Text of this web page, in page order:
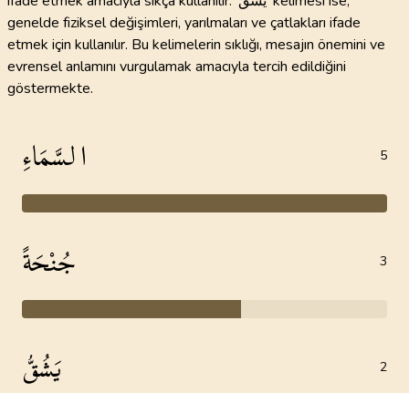
genelde fiziksel değişimleri, yarılmaları ve çatlakları ifade
etmek için kullanılır. Bu kelimelerin sıklığı, mesajın önemini ve
evrensel anlamını vurgulamak amacıyla tercih edildiğini
göstermekte.
السَّمَاءِ 5
جُنْحَةً 3
يَشُقُّ 2